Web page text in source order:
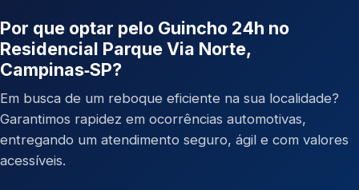
Por que optar pelo Guincho 24h no
Residencial Parque Via Norte,
Campinas‑SP?
Em busca de um reboque eficiente na sua localidade?
Garantimos rapidez em ocorrências automotivas,
entregando um atendimento seguro, ágil e com valores
acessíveis.